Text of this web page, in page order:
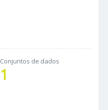
Conjuntos de dados
1